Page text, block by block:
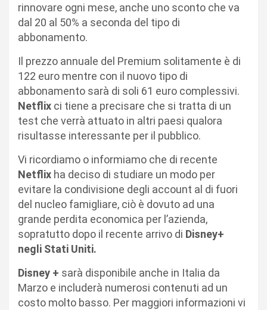
rinnovare ogni mese, anche uno sconto che va
dal 20 al 50% a seconda del tipo di
abbonamento.
Il prezzo annuale del Premium solitamente è di
122 euro mentre con il nuovo tipo di
abbonamento sarà di soli 61 euro complessivi.
Netflix ci tiene a precisare che si tratta di un
test che verrà attuato in altri paesi qualora
risultasse interessante per il pubblico.
Vi ricordiamo o informiamo che di recente
Netflix ha deciso di studiare un modo per
evitare la condivisione degli account al di fuori
del nucleo famigliare, ciò è dovuto ad una
grande perdita economica per l’azienda,
sopratutto dopo il recente arrivo di Disney+
negli Stati Uniti.
Disney + sarà disponibile anche in Italia da
Marzo e includerà numerosi contenuti ad un
costo molto basso. Per maggiori informazioni vi